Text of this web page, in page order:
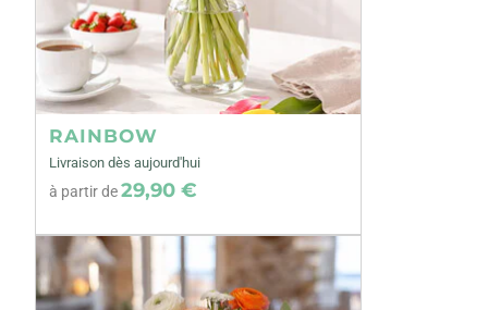
RAINBOW
Livraison dès aujourd'hui
à partir de29,90 €